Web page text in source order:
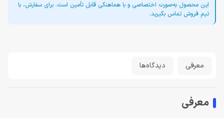
این محصول به‌صورت اختصاصی و با هماهنگی قابل تأمین است. برای سفارش، با
تیم فروش تماس بگیرید.
معرفی دیدگاه‌ها
معرفی